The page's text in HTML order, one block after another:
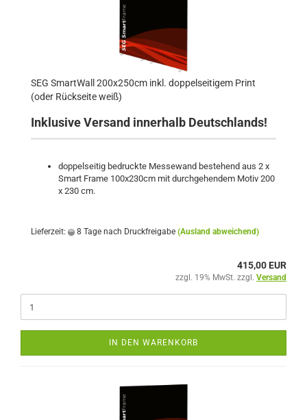
SEG SmartWall 200x250cm inkl. doppelseitigem Print
(oder Rückseite weiß)
Inklusive Versand innerhalb Deutschlands!
doppelseitig bedruckte Messewand bestehend aus 2 x
Smart Frame 100x230cm mit durchgehendem Motiv 200
x 230 cm.
Lieferzeit: 8 Tage nach Druckfreigabe (Ausland abweichend)
415,00 EUR
zzgl. 19% MwSt. zzgl. Versand
IN DEN WARENKORB